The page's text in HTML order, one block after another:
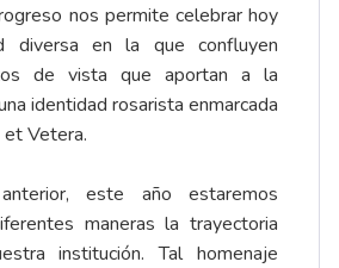
nos permite celebrar hoy
diversa en la que confluyen
de vista que aportan a la
identidad rosarista enmarcada
Vetera.
este año estaremos
maneras la trayectoria
institución. Tal homenaje